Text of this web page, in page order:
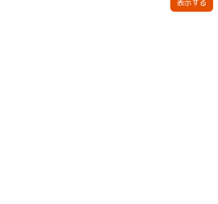
表示する